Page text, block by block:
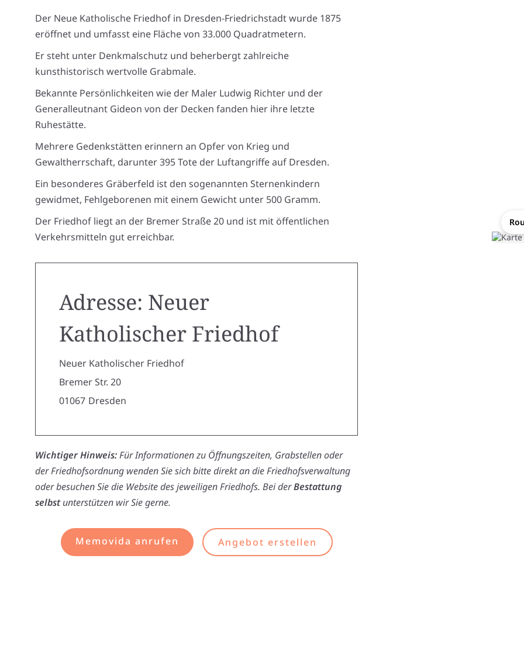
Der Neue Katholische Friedhof in Dresden-Friedrichstadt wurde 1875
eröffnet und umfasst eine Fläche von 33.000 Quadratmetern.
Er steht unter Denkmalschutz und beherbergt zahlreiche
kunsthistorisch wertvolle Grabmale.
Bekannte Persönlichkeiten wie der Maler Ludwig Richter und der
Generalleutnant Gideon von der Decken fanden hier ihre letzte
Ruhestätte.
Mehrere Gedenkstätten erinnern an Opfer von Krieg und
Gewaltherrschaft, darunter 395 Tote der Luftangriffe auf Dresden.
Ein besonderes Gräberfeld ist den sogenannten Sternenkindern
gewidmet, Fehlgeborenen mit einem Gewicht unter 500 Gramm.
Der Friedhof liegt an der Bremer Straße 20 und ist mit öffentlichen
Verkehrsmitteln gut erreichbar.
Adresse: Neuer
Katholischer Friedhof
Neuer Katholischer Friedhof
Bremer Str. 20
01067 Dresden
Wichtiger Hinweis:Für Informationen zu Öffnungszeiten, Grabstellen oder
der Friedhofsordnung wenden Sie sich bitte direkt an die Friedhofsverwaltung
oder besuchen Sie die Website des jeweiligen Friedhofs. Bei derBestattung
selbstunterstützen wir Sie gerne.
Memovida anrufen Angebot erstellen